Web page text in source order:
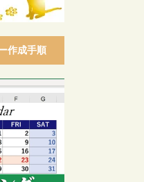
作成手順